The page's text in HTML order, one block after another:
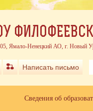
Ямало-Ненецкий АО, г. Новый
Написать письмо
Сведения об